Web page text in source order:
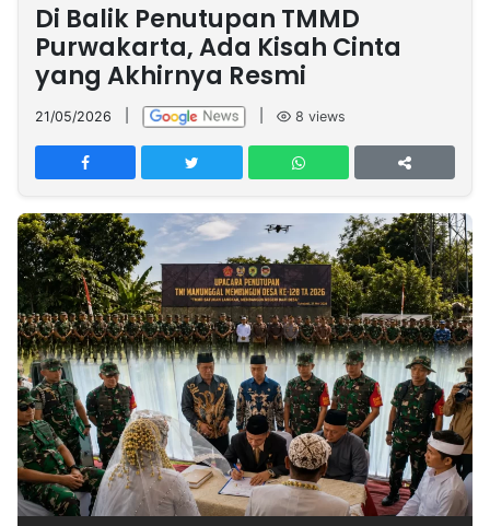
Nasional
International
Olahraga
Entertainment
Daerah
Pariwisata
Kuliner
Kolom
Network
PT
TREETAN
INDONESIA
Partner
Insight
NTB
Suara
Time
Lens
IDN
Daily
Jogja
Jalan
Rakyat
Idealita
News
Kita
Notice
Dinamikapost.com
Radar
Baru
Seedbacklink
Follow
Kabarbaru
Di Balik Penutupan TMMD
Purwakarta, Ada Kisah Cinta
yang Akhirnya Resmi
21/05/2026 8 views